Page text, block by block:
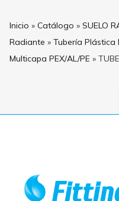
Inicio » Catálogo » SUELO
Radiante » Tubería Plástica
Multicapa PEX/AL/PE »